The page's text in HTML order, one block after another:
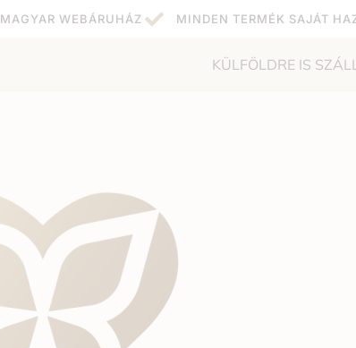
MAGYAR WEBÁRUHÁZ MINDEN TERMÉK SAJÁT
KÜLFÖLDRE IS